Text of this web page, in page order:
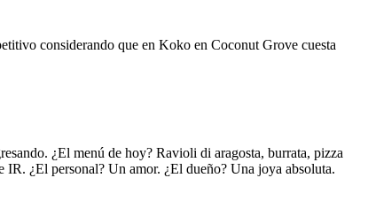
considerando que en Koko en Coconut Grove cuesta
¿El menú de hoy? Ravioli di aragosta, burrata, pizza
¿El personal? Un amor. ¿El dueño? Una joya absoluta.